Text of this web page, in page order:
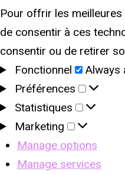
Pour offrir les
de consentir à ces
consentir ou de retirer
Fonctionnel
Always
Préférences
Statistiques
Marketing
Marketing
Manage options
Manage services